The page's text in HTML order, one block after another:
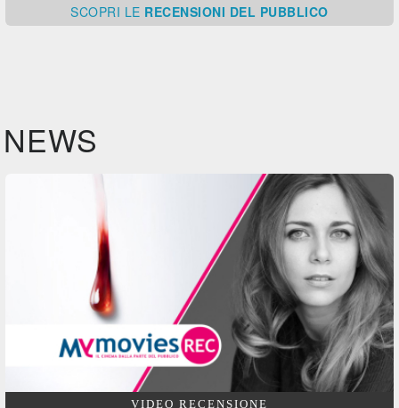
SCOPRI LE RECENSIONI DEL PUBBLICO
NEWS
VIDEO RECENSIONE